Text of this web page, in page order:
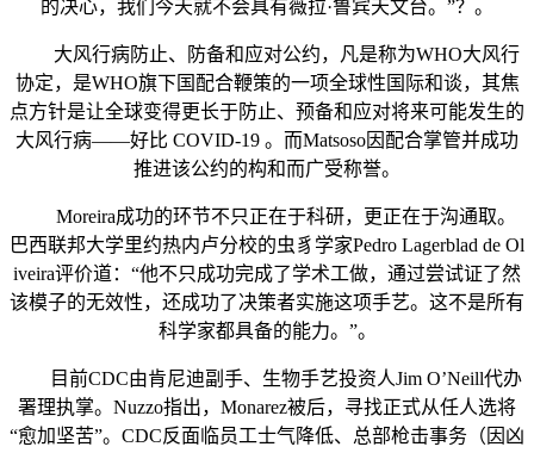
的决心，我们今天就不会具有薇拉·鲁宾天文台。”？。
大风行病防止、防备和应对公约，凡是称为WHO大风行
协定，是WHO旗下国配合鞭策的一项全球性国际和谈，其焦
点方针是让全球变得更长于防止、预备和应对将来可能发生的
大风行病——好比 COVID-19 。而Matsoso因配合掌管并成功
推进该公约的构和而广受称誉。
Moreira成功的环节不只正在于科研，更正在于沟通取。
巴西联邦大学里约热内卢分校的虫豸学家Pedro Lagerblad de Ol
iveira评价道：“他不只成功完成了学术工做，通过尝试证了然
该模子的无效性，还成功了决策者实施这项手艺。这不是所有
科学家都具备的能力。”。
目前CDC由肯尼迪副手、生物手艺投资人Jim O’Neill代办
署理执掌。Nuzzo指出，Monarez被后，寻找正式从任人选将
“愈加坚苦”。CDC反面临员工士气降低、总部枪击事务（因凶